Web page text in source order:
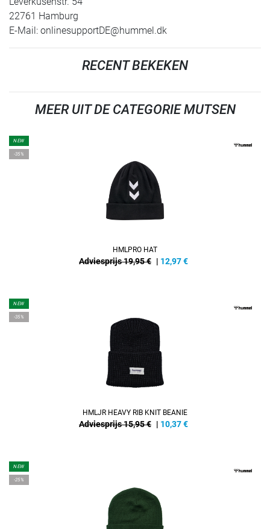
22761 Hamburg
E-Mail: onlinesupportDE@hummel.dk
RECENT BEKEKEN
MEER UIT DE CATEGORIE MUTSEN
NEW
-35%
HMLPRO HAT
Adviesprijs 19,95 € | 12,97€
NEW
-35%
HMLJR HEAVY RIB KNIT BEANIE
Adviesprijs 15,95 € | 10,37€
NEW
-25%